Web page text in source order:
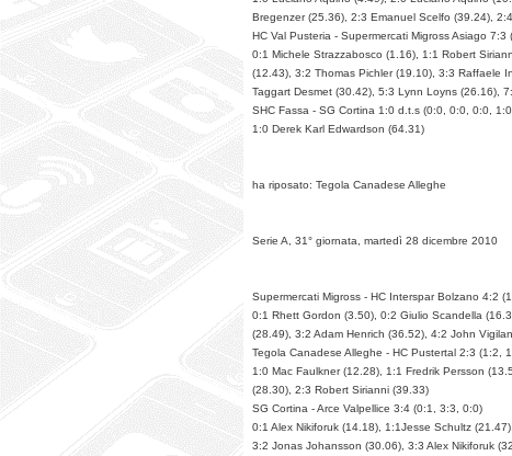
Bregenzer (25.36), 2:3 Emanuel Scelfo (39.24),
HC Val Pusteria - Supermercati Migross Asiago 7:3
0:1 Michele Strazzabosco (1.16), 1:1 Robert
(12.43), 3:2 Thomas Pichler (19.10), 3:3 Raffaele
Taggart Desmet (30.42), 5:3 Lynn Loyns (26.16),
SHC Fassa - SG Cortina 1:0 d.t.s (0:0, 0:0, 0:0,
1:0 Derek Karl Edwardson (64.31)
ha riposato: Tegola Canadese Alleghe
Serie A, 31° giornata, martedì 28 dicembre 2010
Supermercati Migross - HC Interspar Bolzano 4:2
0:1 Rhett Gordon (3.50), 0:2 Giulio Scandella
(28.49), 3:2 Adam Henrich (36.52), 4:2 John
Tegola Canadese Alleghe - HC Pustertal 2:3 (1:2,
1:0 Mac Faulkner (12.28), 1:1 Fredrik Persson
(28.30), 2:3 Robert Sirianni (39.33)
SG Cortina - Arce Valpellice 3:4 (0:1, 3:3, 0:0)
0:1 Alex Nikiforuk (14.18), 1:1Jesse Schultz
3:2 Jonas Johansson (30.06), 3:3 Alex Nikiforuk